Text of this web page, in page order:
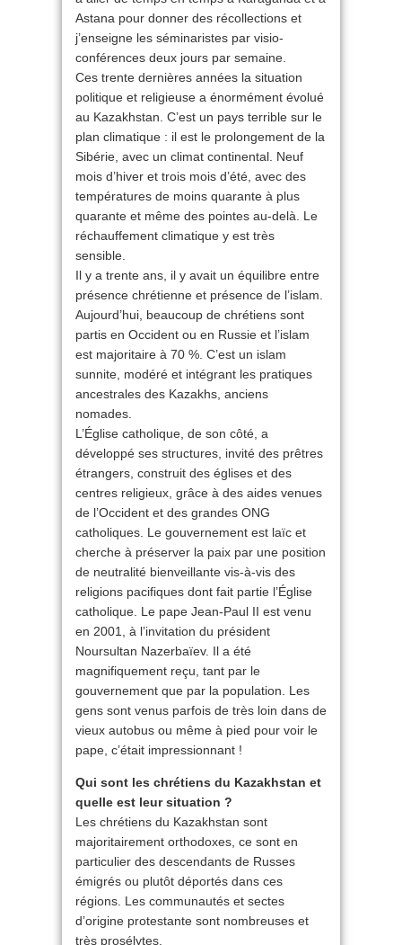
Astana pour donner des récollections et
j’enseigne les séminaristes par visio-
conférences deux jours par semaine.
Ces trente dernières années la situation
politique et religieuse a énormément évolué
au Kazakhstan. C’est un pays terrible sur le
plan climatique : il est le prolongement de la
Sibérie, avec un climat continental. Neuf
mois d’hiver et trois mois d’été, avec des
températures de moins quarante à plus
quarante et même des pointes au-delà. Le
réchauffement climatique y est très
sensible.
Il y a trente ans, il y avait un équilibre entre
présence chrétienne et présence de l’islam.
Aujourd’hui, beaucoup de chrétiens sont
partis en Occident ou en Russie et l’islam
est majoritaire à 70 %. C’est un islam
sunnite, modéré et intégrant les pratiques
ancestrales des Kazakhs, anciens
nomades.
L’Église catholique, de son côté, a
développé ses structures, invité des prêtres
étrangers, construit des églises et des
centres religieux, grâce à des aides venues
de l’Occident et des grandes ONG
catholiques. Le gouvernement est laïc et
cherche à préserver la paix par une position
de neutralité bienveillante vis-à-vis des
religions pacifiques dont fait partie l’Église
catholique. Le pape Jean-Paul II est venu
en 2001, à l’invitation du président
Noursultan Nazerbaïev. Il a été
magnifiquement reçu, tant par le
gouvernement que par la population. Les
gens sont venus parfois de très loin dans de
vieux autobus ou même à pied pour voir le
pape, c’était impressionnant !
Qui sont les chrétiens du Kazakhstan et
quelle est leur situation ?
Les chrétiens du Kazakhstan sont
majoritairement orthodoxes, ce sont en
particulier des descendants de Russes
émigrés ou plutôt déportés dans ces
régions. Les communautés et sectes
d’origine protestante sont nombreuses et
très prosélytes.